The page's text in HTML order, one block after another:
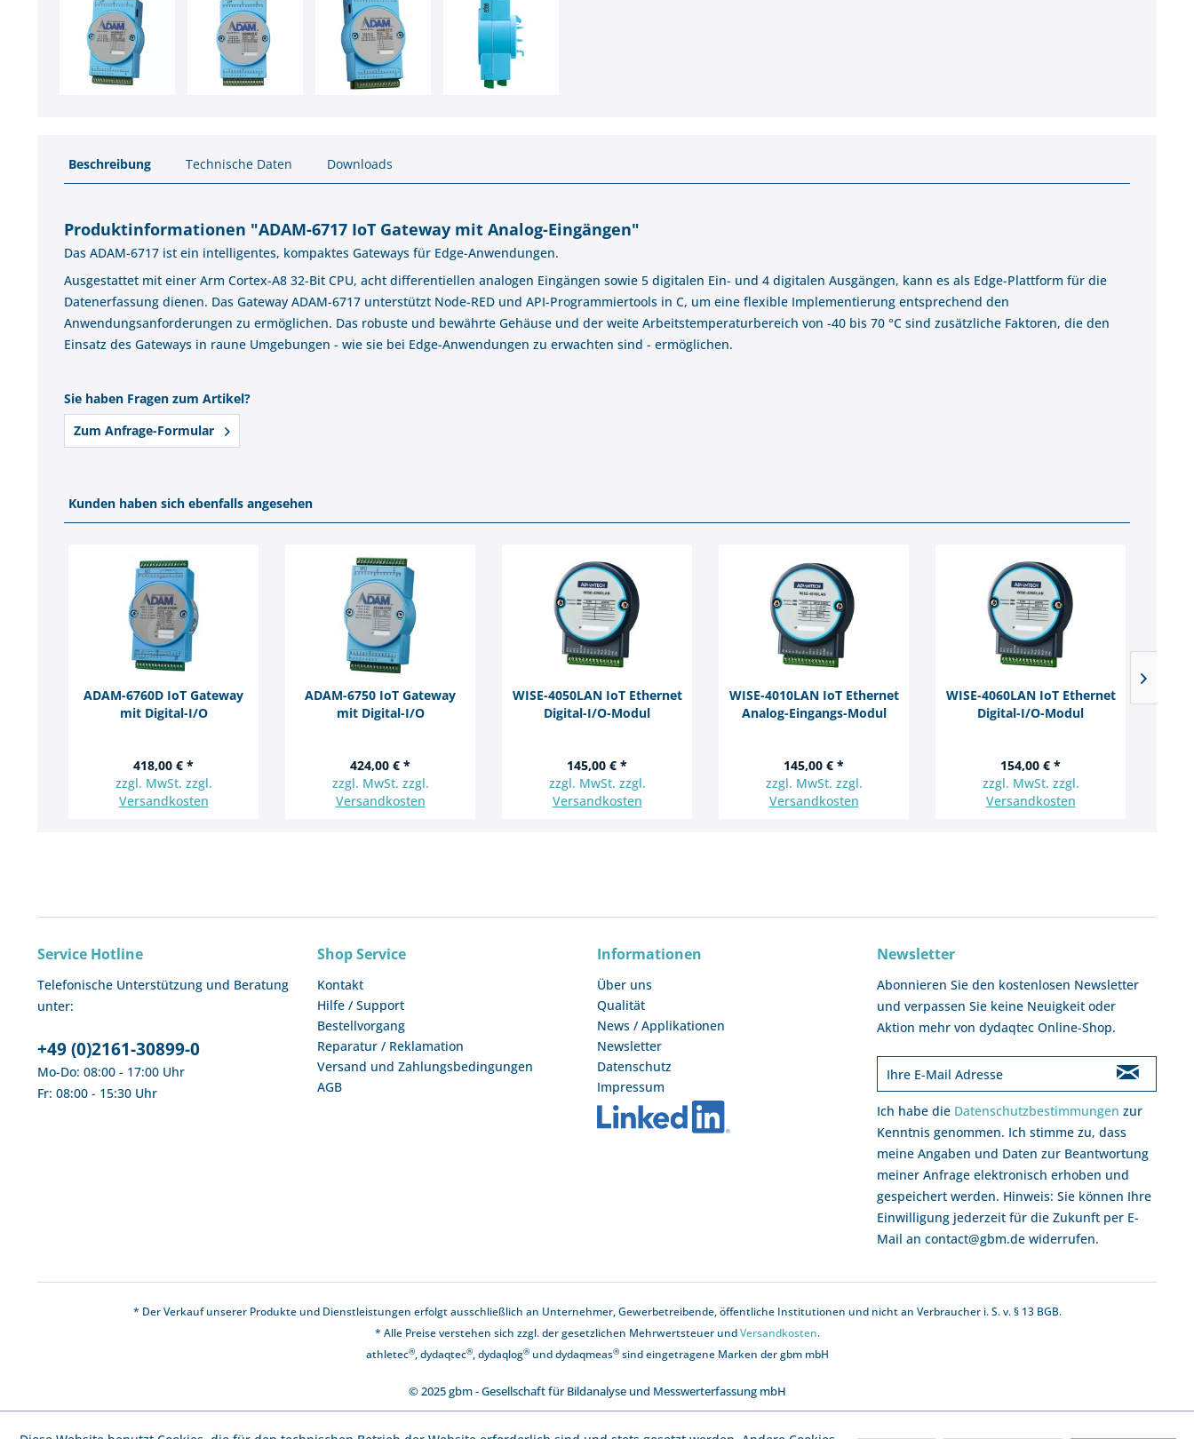
Beschreibung Technische Daten Downloads
Produktinformationen "ADAM-6717 IoT Gateway mit Analog-Eingängen"
Das ADAM-6717 ist ein intelligentes, kompaktes Gateways für Edge-Anwendungen.
Ausgestattet mit einer Arm Cortex-A8 32-Bit CPU, acht differentiellen analogen Eingängen sowie 5 digitalen Ein- und 4 digitalen Ausgängen, kann es als Edge-Plattform für die
Datenerfassung dienen. Das Gateway ADAM-6717 unterstützt Node-RED und API-Programmiertools in C, um eine flexible Implementierung entsprechend den
Anwendungsanforderungen zu ermöglichen. Das robuste und bewährte Gehäuse und der weite Arbeitstemperaturbereich von -40 bis 70 °C sind zusätzliche Faktoren, die den
Einsatz des Gateways in raune Umgebungen - wie sie bei Edge-Anwendungen zu erwachten sind - ermöglichen.
Sie haben Fragen zum Artikel?
Zum Anfrage-Formular
Kunden haben sich ebenfalls angesehen
ADAM-6760D IoT Gateway
mit Digital-I/O
418,00 € *
zzgl. MwSt. zzgl.
Versandkosten
ADAM-6750 IoT Gateway
mit Digital-I/O
424,00 € *
zzgl. MwSt. zzgl.
Versandkosten
WISE-4050LAN IoT Ethernet
Digital-I/O-Modul
145,00 € *
zzgl. MwSt. zzgl.
Versandkosten
WISE-4010LAN IoT Ethernet
Analog-Eingangs-Modul
145,00 € *
zzgl. MwSt. zzgl.
Versandkosten
WISE-4060LAN IoT Ethernet
Digital-I/O-Modul
154,00 € *
zzgl. MwSt. zzgl.
Versandkosten
Service Hotline
Telefonische Unterstützung und Beratung
unter:
+49 (0)2161-30899-0
Mo-Do: 08:00 - 17:00 Uhr
Fr: 08:00 - 15:30 Uhr
Shop Service
Kontakt
Hilfe / Support
Bestellvorgang
Reparatur / Reklamation
Versand und Zahlungsbedingungen
AGB
Informationen
Über uns
Qualität
News / Applikationen
Newsletter
Datenschutz
Impressum
Newsletter
Abonnieren Sie den kostenlosen Newsletter
und verpassen Sie keine Neuigkeit oder
Aktion mehr von dydaqtec Online-Shop.
Ich habe die Datenschutzbestimmungen zur
Kenntnis genommen. Ich stimme zu, dass
meine Angaben und Daten zur Beantwortung
meiner Anfrage elektronisch erhoben und
gespeichert werden. Hinweis: Sie können Ihre
Einwilligung jederzeit für die Zukunft per E-
Mail an contact@gbm.de widerrufen.
* Der Verkauf unserer Produkte und Dienstleistungen erfolgt ausschließlich an Unternehmer, Gewerbetreibende, öffentliche Institutionen und nicht an Verbraucher i. S. v. § 13 BGB.
* Alle Preise verstehen sich zzgl. der gesetzlichen Mehrwertsteuer undVersandkosten.
athletec®, dydaqtec®, dydaqlog®und dydaqmeas®sind eingetragene Marken der gbm mbH
© 2025 gbm - Gesellschaft für Bildanalyse und Messwerterfassung mbH